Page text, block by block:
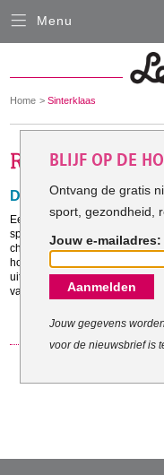
You
here:
Home Sinterklaas
De Sinterklaas
Een handje pepernoten hier,
speculaas daar in combinatie
chocomel met slagroom. Heel
hoeveel calorieën werk je op
uitpakken eigenlijk naar
van Sinterklaas in calorieën
Menu
Sluiten
HARDLOOPKLEDING
FIETSKLEDING
SERVICE
Inloggen
Contact- en
Levertijd, retourneren,
BLIJF OP DE
Ontvang de gratis
sport, gezondheid,
Jouw e-mailadres:
Aanmelden
Jouw gegevens
voor de nieuwsbrief is